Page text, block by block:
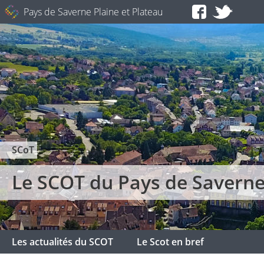
Pays de Saverne Plaine et Plateau
SCoT
Le SCOT du Pays de
Les actualités du SCOT Le Scot en bref